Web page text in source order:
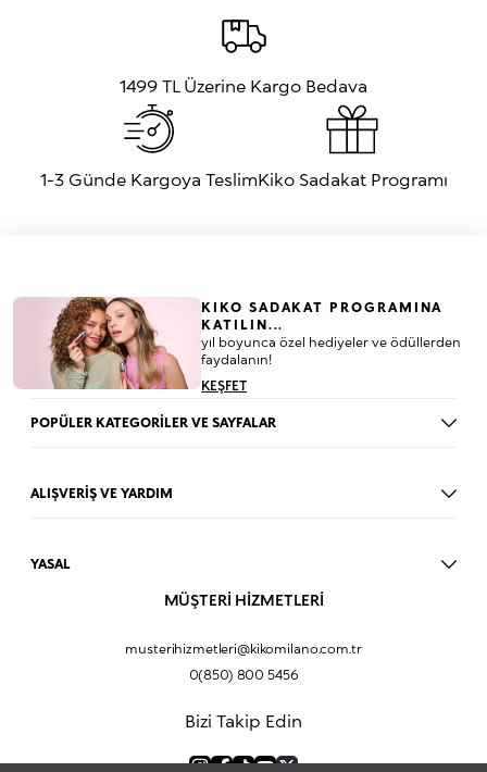
1499 TL Üzerine Kargo Bedava
1-3 Günde Kargoya TeslimKiko Sadakat Programı
KIKO SADAKAT PROGRAMINA
KATILIN...
yıl boyunca özel hediyeler ve ödüllerden
faydalanın!
KEŞFET
POPÜLER KATEGORİLER VE SAYFALAR
Göz Farı
Allık
Makyaj Bazı
ALIŞVERİŞ VE YARDIM
Sıkça Sorulan Sorular
Hediyeni Kişiselleştir
YASAL
Mesafeli Satış Sözleşmesi
KVKK Politikası ve Gizlilik
Ürün Güvenlik Bilgi Formları (SDS)
MÜŞTERİ HİZMETLERİ
musterihizmetleri@kikomilano.com.tr
0(850) 800 5456
Bizi Takip Edin